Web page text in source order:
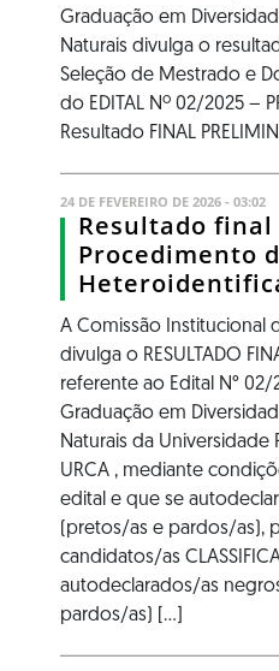
Graduação em
Naturais divulga o
Seleção de Mestrado e
do EDITAL Nº 02/2025 –
Resultado FINAL
24 DE FEVEREIRO DE 2026 - 03:02
Resultado final
Procedimento
A Comissão Institucional
divulga o RESULTADO
referente ao Edital N° 02/
Graduação em
Naturais da Universidade
URCA , mediante
edital e que se
(pretos/as e pardos/as),
candidatos/as
autodeclarados/as
pardos/as) [...]